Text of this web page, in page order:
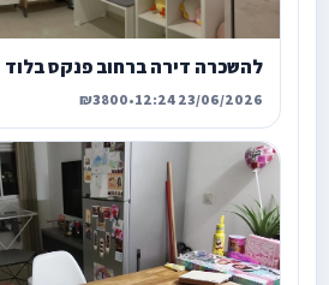
להשכרה דירה ברחוב פנקס בלוד
23/06/2026 12:24
•
₪3800